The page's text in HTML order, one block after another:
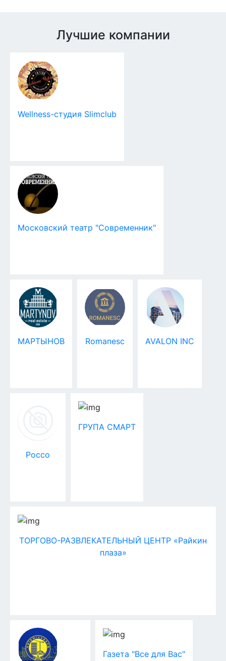
Лучшие компании
Wellness-студия Slimclub
Московский театр "Современник"
МАРТЫНОВ Romanesc AVALON INC
Россо
ГРУПА СМАРТ
ТОРГОВО-РАЗВЛЕКАТЕЛЬНЫЙ ЦЕНТР «Райкин
плаза»
Газета "Все для Вас"